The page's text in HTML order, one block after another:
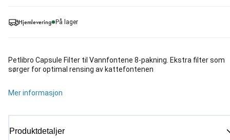
Hjemlevering På lager
Petlibro Capsule Filter til Vannfontene 8-pakning. Ekstra filter som
sørger for optimal rensing av kattefontenen
Mer informasjon
Produktdetaljer